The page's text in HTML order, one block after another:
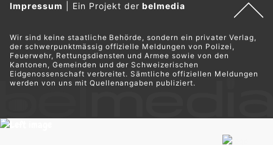
Impressum Ein Projekt derbelmedia
Wir sind keine staatliche Behörde, sondern ein privater Verlag,
der schwerpunktmässig offizielle Meldungen von Polizei,
Feuerwehr, Rettungsdiensten und Armee sowie von den
Kantonen, Gemeinden und der Schweizerischen
Eidgenossenschaft verbreitet. Sämtliche offiziellen Meldungen
werden von uns mit Quellenangaben publiziert.